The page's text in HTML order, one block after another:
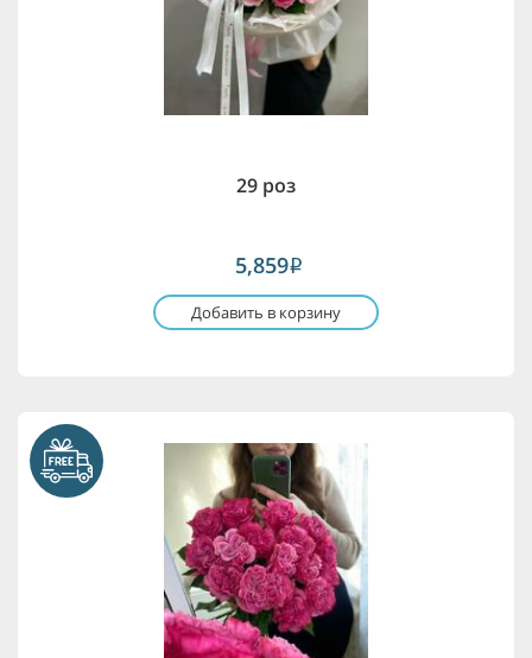
29 роз
5,859i
Добавить в корзину